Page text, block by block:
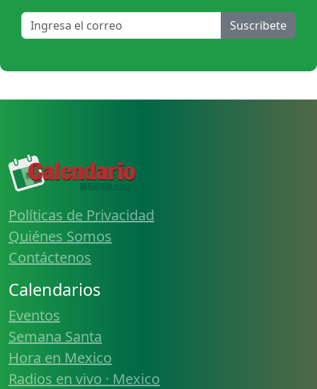
Suscribete
Políticas de Privacidad
Quiénes Somos
Contáctenos
Calendarios
Eventos
Semana Santa
Hora en Mexico
Radios en vivo · Mexico